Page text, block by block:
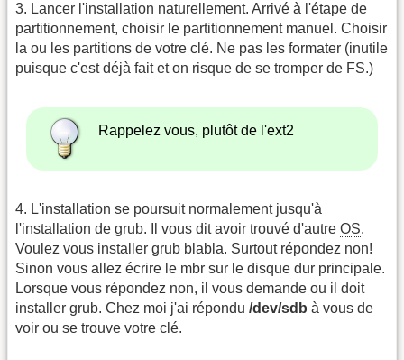
3. Lancer l'installation naturellement. Arrivé à l'étape de
partitionnement, choisir le partitionnement manuel. Choisir
la ou les partitions de votre clé. Ne pas les formater (inutile
puisque c'est déjà fait et on risque de se tromper de FS.)
Rappelez vous, plutôt de l'ext2
4. L'installation se poursuit normalement jusqu'à
l'installation de grub. Il vous dit avoir trouvé d'autre OS.
Voulez vous installer grub blabla. Surtout répondez non!
Sinon vous allez écrire le mbr sur le disque dur principale.
Lorsque vous répondez non, il vous demande ou il doit
installer grub. Chez moi j'ai répondu /dev/sdb à vous de
voir ou se trouve votre clé.